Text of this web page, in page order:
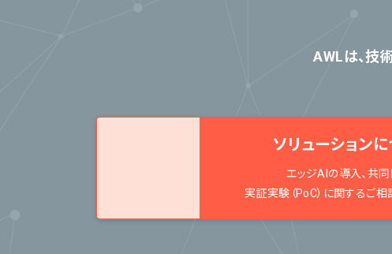
AWLは、技
ソリューション
エッジAIの導入、共同
実証実験（PoC）に関するご相